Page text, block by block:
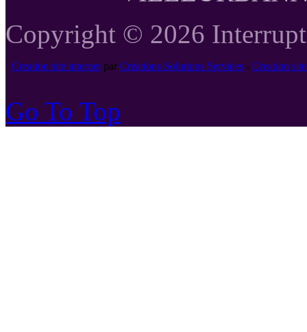
Copyright © 2026
Creation site internetpar Créations Solutions Services- Creation
Go To Top